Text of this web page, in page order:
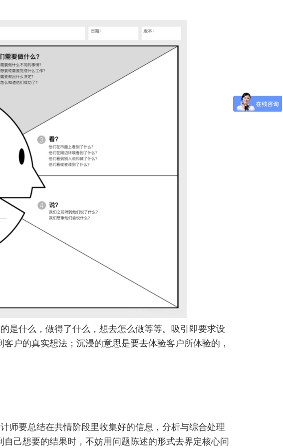
是什么，做得了什么，想去怎么做等等。吸引即要求设
户的真实想法；沉浸的意思是要去体验客户所体验的，
师要总结在共情阶段里收集好的信息，分析与综合处理
己想要的结果时，不妨用问题陈述的形式去界定核心问